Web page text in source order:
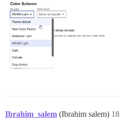
Ibrahim_salem (Ibrahim salem) 18